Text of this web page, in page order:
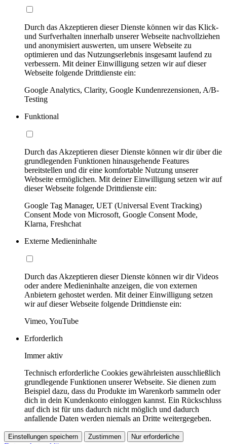
Durch das Akzeptieren dieser Dienste können wir das Klick-
und Surfverhalten innerhalb unserer Webseite nachvollziehen
und anonymisiert auswerten, um unsere Webseite zu
optimieren und das Nutzungserlebnis insgesamt laufend zu
verbessern. Mit deiner Einwilligung setzen wir auf dieser
Webseite folgende Drittdienste ein:
Google Analytics, Clarity, Google Kundenrezensionen, A/B-
Testing
Funktional
Durch das Akzeptieren dieser Dienste können wir dir über die
grundlegenden Funktionen hinausgehende Features
bereitstellen und dir eine komfortable Nutzung unserer
Webseite ermöglichen. Mit deiner Einwilligung setzen wir auf
dieser Webseite folgende Drittdienste ein:
Google Tag Manager, UET (Universal Event Tracking)
Consent Mode von Microsoft, Google Consent Mode,
Klarna, Freshchat
Externe Medieninhalte
Durch das Akzeptieren dieser Dienste können wir dir Videos
oder andere Medieninhalte anzeigen, die von externen
Anbietern gehostet werden. Mit deiner Einwilligung setzen
wir auf dieser Webseite folgende Drittdienste ein:
Vimeo, YouTube
Erforderlich
Immer aktiv
Technisch erforderliche Cookies gewährleisten ausschließlich
grundlegende Funktionen unserer Webseite. Sie dienen zum
Beispiel dazu, dass du Produkte im Warenkorb sammeln oder
dich in dein Kundenkonto einloggen kannst. Ein Rückschluss
auf dich ist für uns dadurch nicht möglich und dadurch
anfallende Daten werden niemals an Dritte weitergegeben.
Einstellungen speichern Zustimmen Nur erforderliche